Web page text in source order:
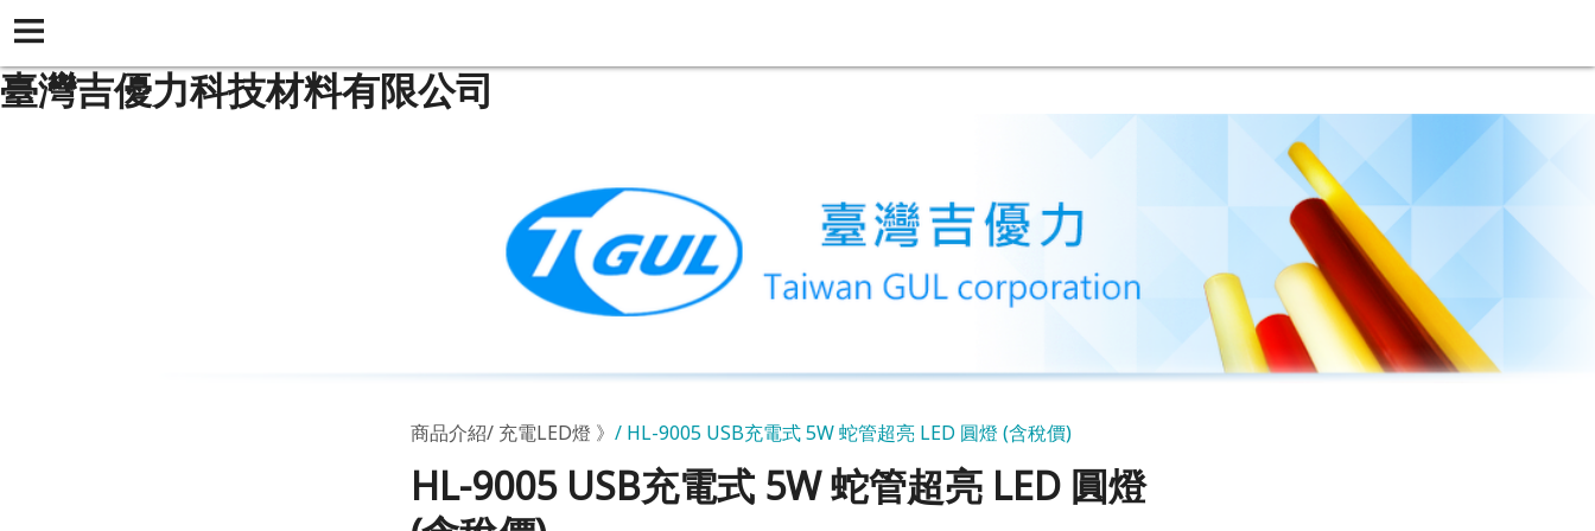
臺灣吉優力科技材料有限公司
商品介紹 充電LED燈 》 HL-9005 USB充電式 5W 蛇管超亮 LED 圓燈 (含稅價)
HL-9005 USB充電式 5W 蛇管超亮 LED 圓燈